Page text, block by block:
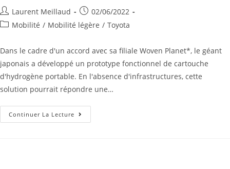
Laurent Meillaud
02/06/2022
Mobilité / Mobilité légère / Toyota
Dans le cadre d'un accord avec sa filiale Woven Planet*, le géant
japonais a développé un prototype fonctionnel de cartouche
d'hydrogène portable. En l'absence d'infrastructures, cette
solution pourrait répondre une…
Continuer La Lecture